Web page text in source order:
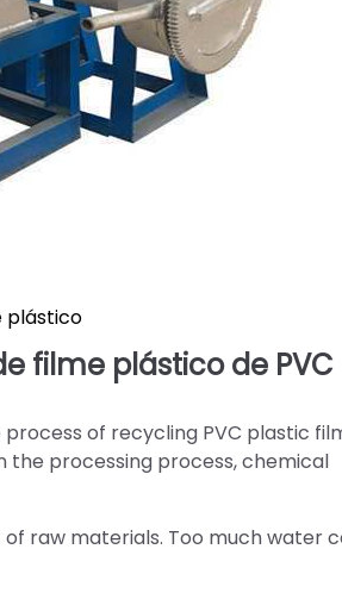
plástico
filme plástico de PVC
of recycling PVC plastic
the processing process, chemical
raw materials. Too much water